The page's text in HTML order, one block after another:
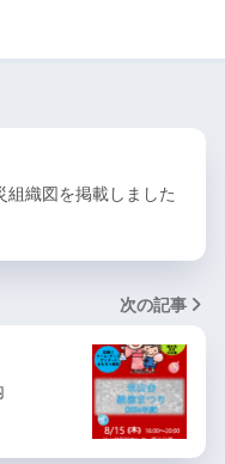
組織図を掲載しました
次の記事